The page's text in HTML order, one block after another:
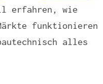
erfahren, wie
funktionieren
alles